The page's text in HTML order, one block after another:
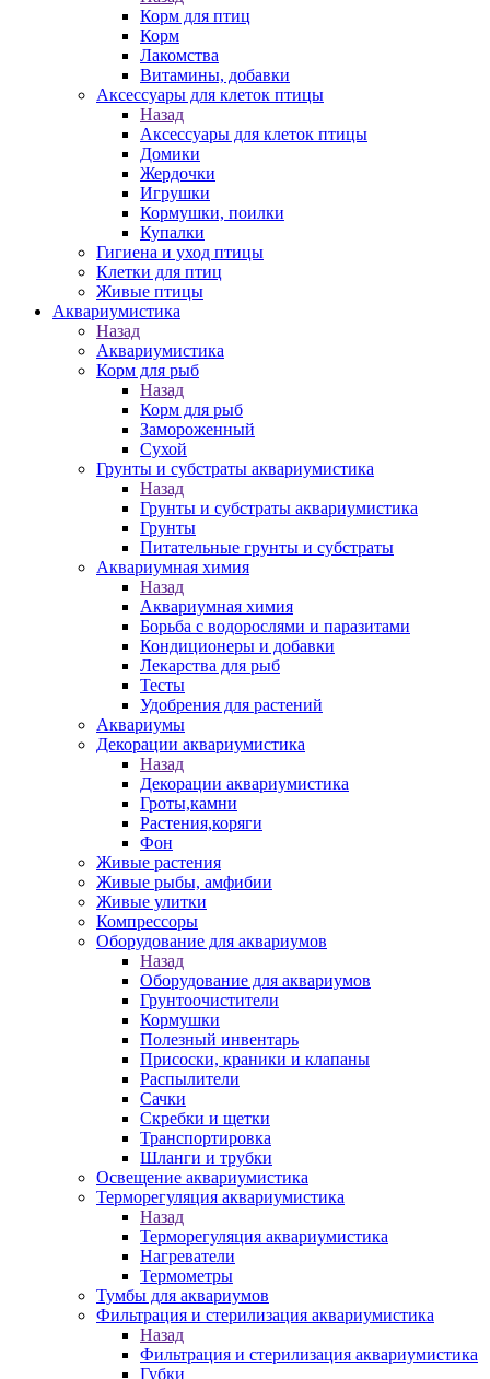
Корм для птиц
Корм
Лакомства
Витамины, добавки
Аксессуары для клеток птицы
Назад
Аксессуары для клеток птицы
Домики
Жердочки
Игрушки
Кормушки, поилки
Купалки
Гигиена и уход птицы
Клетки для птиц
Живые птицы
Аквариумистика
Назад
Аквариумистика
Корм для рыб
Назад
Корм для рыб
Замороженный
Сухой
Грунты и субстраты аквариумистика
Назад
Грунты и субстраты аквариумистика
Грунты
Питательные грунты и субстраты
Аквариумная химия
Назад
Аквариумная химия
Борьба с водорослями и паразитами
Кондиционеры и добавки
Лекарства для рыб
Тесты
Удобрения для растений
Аквариумы
Декорации аквариумистика
Назад
Декорации аквариумистика
Гроты,камни
Растения,коряги
Фон
Живые растения
Живые рыбы, амфибии
Живые улитки
Компрессоры
Оборудование для аквариумов
Назад
Оборудование для аквариумов
Грунтоочистители
Кормушки
Полезный инвентарь
Присоски, краники и клапаны
Распылители
Сачки
Скребки и щетки
Транспортировка
Шланги и трубки
Освещение аквариумистика
Терморегуляция аквариумистика
Назад
Терморегуляция аквариумистика
Нагреватели
Термометры
Тумбы для аквариумов
Фильтрация и стерилизация аквариумистика
Назад
Фильтрация и стерилизация аквариумистика
Губки